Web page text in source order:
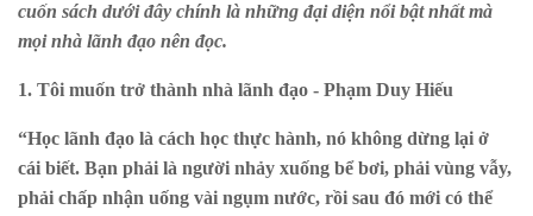
cuốn sách dưới đây chính là những đại diện nổi bật nhất mà
mọi nhà lãnh đạo nên đọc.
1. Tôi muốn trở thành nhà lãnh đạo - Phạm Duy Hiếu
“Học lãnh đạo là cách học thực hành, nó không dừng lại ở
cái biết. Bạn phải là người nhảy xuống bể bơi, phải vùng vẫy,
phải chấp nhận uống vài ngụm nước, rồi sau đó mới có thể